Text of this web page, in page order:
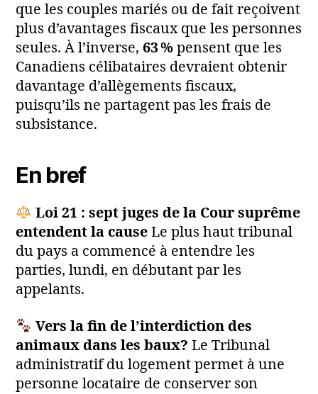
que les couples mariés ou de fait reçoivent
plus d’avantages fiscaux que les personnes
seules. À l’inverse, 63 % pensent que les
Canadiens célibataires devraient obtenir
davantage d’allègements fiscaux,
puisqu’ils ne partagent pas les frais de
subsistance.
En bref
Loi 21 : sept juges de la Cour suprême
entendent la cause Le plus haut tribunal
du pays a commencé à entendre les
parties, lundi, en débutant par les
appelants.
Vers la fin de l’interdiction des
animaux dans les baux? Le Tribunal
administratif du logement permet à une
personne locataire de conserver son